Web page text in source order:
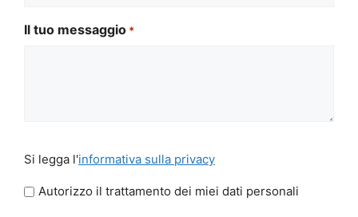
Il tuo messaggio *
legga
l'informativa
Si legga l'informativa sulla privacy
Autorizzo il trattamento dei miei dati personali